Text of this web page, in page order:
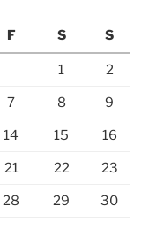
F S S
1 2
7 8 9
14 15 16
21 22 23
28 29 30